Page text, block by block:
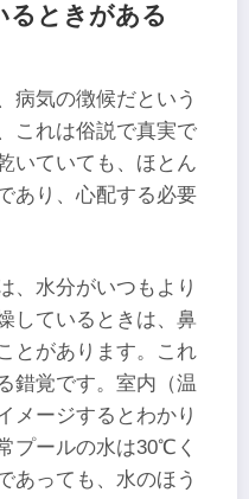
るときがある
病気の徴候だという
これは俗説で真実で
いていても、ほとん
あり、心配する必要
、水分がいつもより
しているときは、鼻
とがあります。これ
錯覚です。室内（温
メージするとわかり
プールの水は30℃く
あっても、水のほう